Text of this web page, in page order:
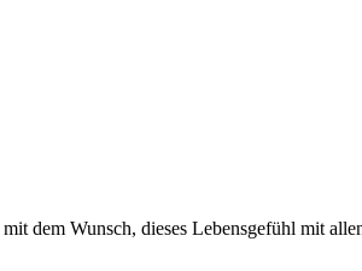
dem Wunsch, dieses Lebensgefühl mit